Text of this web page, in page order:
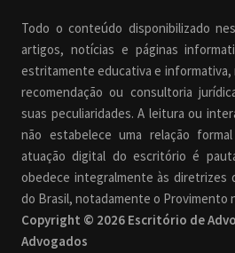
Todo o conteúdo disponibilizado
artigos, notícias e páginas
estritamente educativa e
recomendação ou consultoria
suas peculiaridades. A leitura ou
não estabelece uma relação
atuação digital do escritório é
obedece integralmente às diretrizes
do Brasil, notadamente o Provimento
Copyright © 2026 Escritório de
Advogados